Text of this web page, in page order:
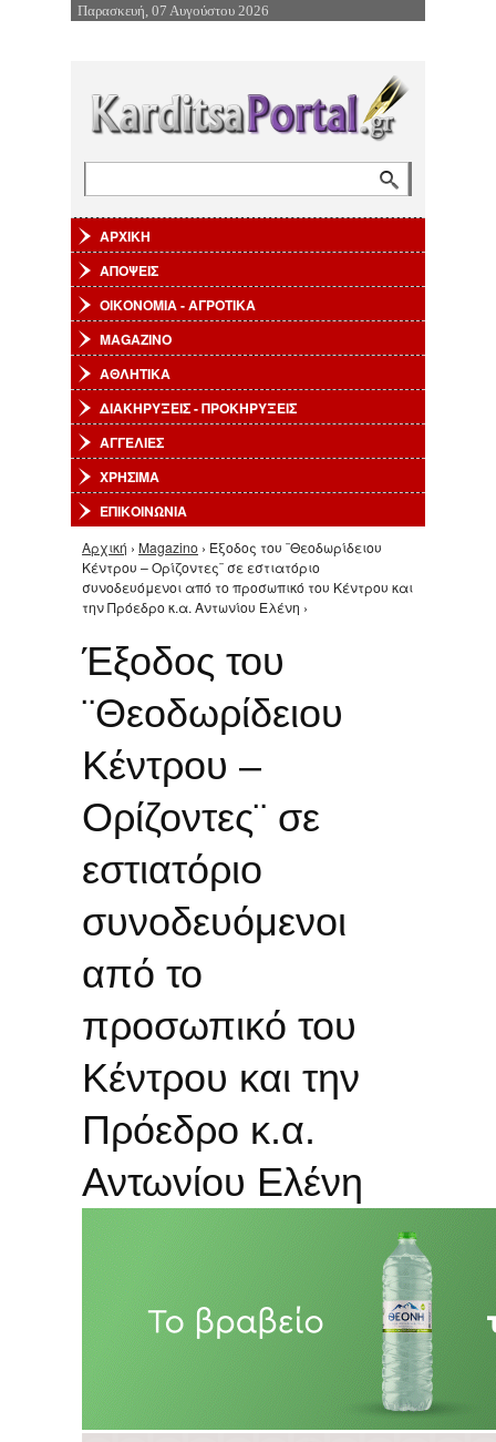
Επιστροφή στην Πλοήγηση
Παρασκευή, 07 Αυγούστου 2026
ΑΡΧΙΚΗ
ΑΠΟΨΕΙΣ
ΟΙΚΟΝΟΜΙΑ - ΑΓΡΟΤΙΚΑ
MAGAZINO
ΑΘΛΗΤΙΚΑ
ΔΙΑΚΗΡΥΞΕΙΣ - ΠΡΟΚΗΡΥΞΕΙΣ
ΑΓΓΕΛΙΕΣ
ΧΡΗΣΙΜΑ
ΕΠΙΚΟΙΝΩΝΙΑ
Είστε εδώ
Αρχική › Magazino › Έξοδος του ¨Θεοδωρίδειου
Κέντρου – Ορίζοντες¨ σε εστιατόριο
συνοδευόμενοι από το προσωπικό του Κέντρου και
την Πρόεδρο κ.α. Αντωνίου Ελένη ›
Έξοδος του
¨Θεοδωρίδειου
Κέντρου –
Ορίζοντες¨ σε
εστιατόριο
συνοδευόμενοι
από το
προσωπικό του
Κέντρου και την
Πρόεδρο κ.α.
Αντωνίου Ελένη